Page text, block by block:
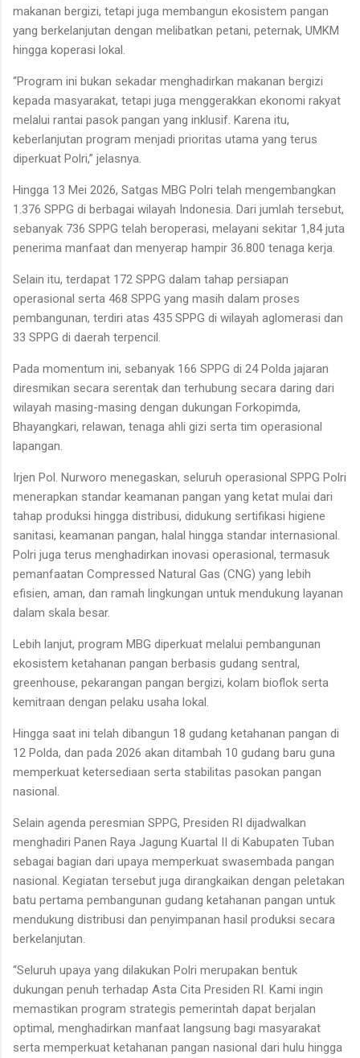
makanan bergizi, tetapi juga membangun ekosistem pangan
yang berkelanjutan dengan melibatkan petani, peternak, UMKM
hingga koperasi lokal.
“Program ini bukan sekadar menghadirkan makanan bergizi
kepada masyarakat, tetapi juga menggerakkan ekonomi rakyat
melalui rantai pasok pangan yang inklusif. Karena itu,
keberlanjutan program menjadi prioritas utama yang terus
diperkuat Polri,” jelasnya.
Hingga 13 Mei 2026, Satgas MBG Polri telah mengembangkan
1.376 SPPG di berbagai wilayah Indonesia. Dari jumlah tersebut,
sebanyak 736 SPPG telah beroperasi, melayani sekitar 1,84 juta
penerima manfaat dan menyerap hampir 36.800 tenaga kerja.
Selain itu, terdapat 172 SPPG dalam tahap persiapan
operasional serta 468 SPPG yang masih dalam proses
pembangunan, terdiri atas 435 SPPG di wilayah aglomerasi dan
33 SPPG di daerah terpencil.
Pada momentum ini, sebanyak 166 SPPG di 24 Polda jajaran
diresmikan secara serentak dan terhubung secara daring dari
wilayah masing-masing dengan dukungan Forkopimda,
Bhayangkari, relawan, tenaga ahli gizi serta tim operasional
lapangan.
Irjen Pol. Nurworo menegaskan, seluruh operasional SPPG Polri
menerapkan standar keamanan pangan yang ketat mulai dari
tahap produksi hingga distribusi, didukung sertifikasi higiene
sanitasi, keamanan pangan, halal hingga standar internasional.
Polri juga terus menghadirkan inovasi operasional, termasuk
pemanfaatan Compressed Natural Gas (CNG) yang lebih
efisien, aman, dan ramah lingkungan untuk mendukung layanan
dalam skala besar.
Lebih lanjut, program MBG diperkuat melalui pembangunan
ekosistem ketahanan pangan berbasis gudang sentral,
greenhouse, pekarangan pangan bergizi, kolam bioflok serta
kemitraan dengan pelaku usaha lokal.
Hingga saat ini telah dibangun 18 gudang ketahanan pangan di
12 Polda, dan pada 2026 akan ditambah 10 gudang baru guna
memperkuat ketersediaan serta stabilitas pasokan pangan
nasional.
Selain agenda peresmian SPPG, Presiden RI dijadwalkan
menghadiri Panen Raya Jagung Kuartal II di Kabupaten Tuban
sebagai bagian dari upaya memperkuat swasembada pangan
nasional. Kegiatan tersebut juga dirangkaikan dengan peletakan
batu pertama pembangunan gudang ketahanan pangan untuk
mendukung distribusi dan penyimpanan hasil produksi secara
berkelanjutan.
“Seluruh upaya yang dilakukan Polri merupakan bentuk
dukungan penuh terhadap Asta Cita Presiden RI. Kami ingin
memastikan program strategis pemerintah dapat berjalan
optimal, menghadirkan manfaat langsung bagi masyarakat
serta memperkuat ketahanan pangan nasional dari hulu hingga